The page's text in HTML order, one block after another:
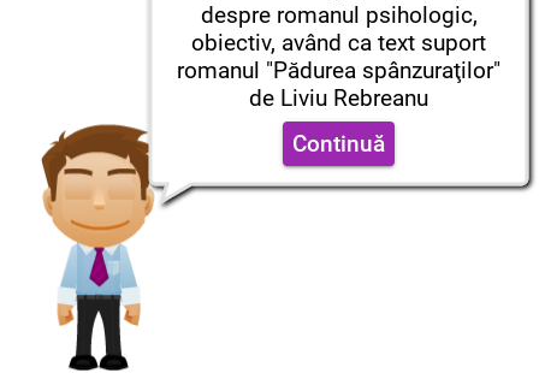
despre romanul psihologic,
obiectiv, având ca text suport
romanul "Pădurea spânzuraţilor"
de Liviu Rebreanu
Continuă